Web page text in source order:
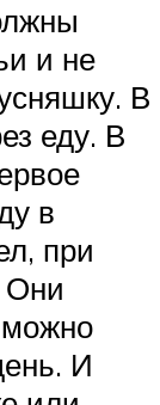
и не
В
еду. В
в
при
Они
И